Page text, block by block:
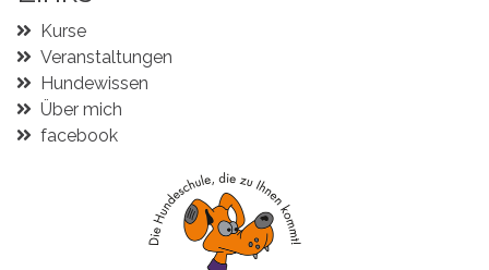
Kurse
Veranstaltungen
Hundewissen
Über mich
facebook